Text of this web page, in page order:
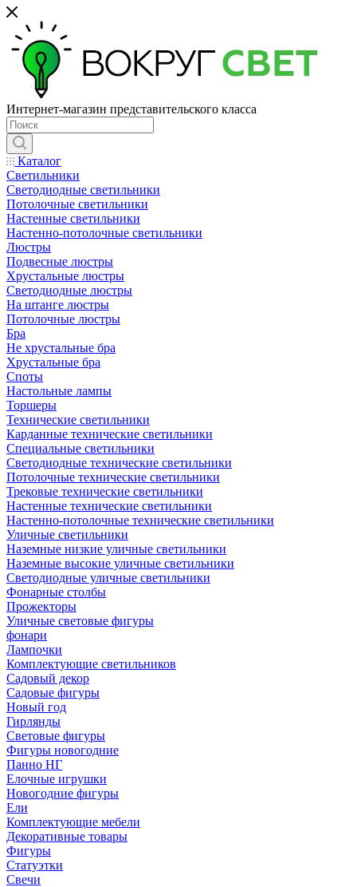
Интернет-магазин представительского класса
Каталог
Светильники
Светодиодные светильники
Потолочные светильники
Настенные светильники
Настенно-потолочные светильники
Люстры
Подвесные люстры
Хрустальные люстры
Светодиодные люстры
На штанге люстры
Потолочные люстры
Бра
Не хрустальные бра
Хрустальные бра
Споты
Настольные лампы
Торшеры
Технические светильники
Карданные технические светильники
Специальные светильники
Светодиодные технические светильники
Потолочные технические светильники
Трековые технические светильники
Настенные технические светильники
Настенно-потолочные технические светильники
Уличные светильники
Наземные низкие уличные светильники
Наземные высокие уличные светильники
Светодиодные уличные светильники
Фонарные столбы
Прожекторы
Уличные световые фигуры
фонари
Лампочки
Комплектующие светильников
Садовый декор
Садовые фигуры
Новый год
Гирлянды
Световые фигуры
Фигуры новогодние
Панно НГ
Елочные игрушки
Новогодние фигуры
Ели
Комплектующие мебели
Декоративные товары
Фигуры
Статуэтки
Свечи